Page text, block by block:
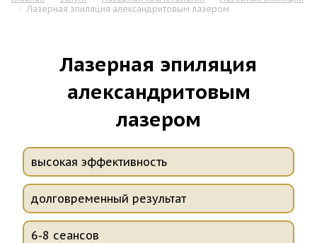
Лазерная эпиляция александритовым лазером
Лазерная эпиляция
александритовым
лазером
высокая эффективность
долговременный результат
6-8 сеансов